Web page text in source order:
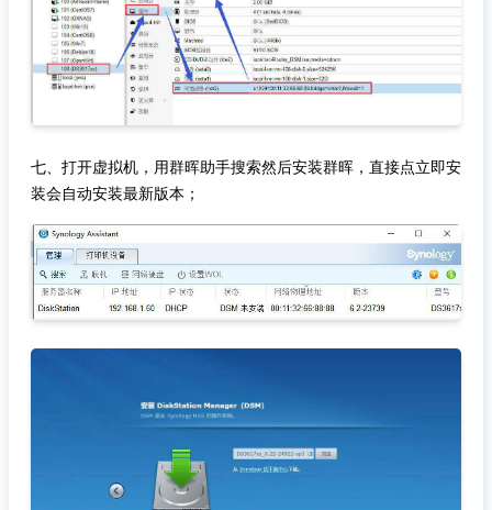
七、打开虚拟机，用群晖助手搜索然后安装群晖，直接点立即安
装会自动安装最新版本；